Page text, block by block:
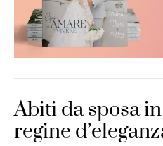
Abiti da sposa
regine